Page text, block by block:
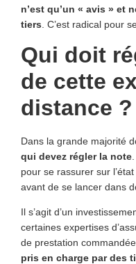
n’est qu’un « avis » et
tiers . C’est radical pour
Qui doit
de cette
distance ?
Dans la grande majorité
qui devez régler la note
pour se rassurer sur
avant de se lancer dans
Il s’agit d’un
certaines expertises
de prestation
pris en charge par des